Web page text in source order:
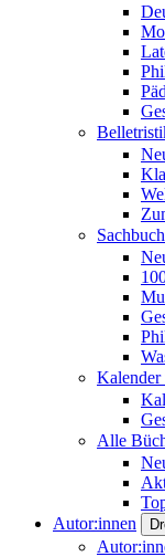
Sachbuch
Kalender
Alle
Autor:innen